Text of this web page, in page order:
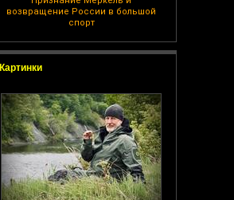
возвращение России в большой
спорт
Картинки